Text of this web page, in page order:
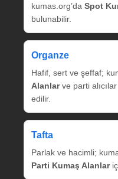
kumas.org’da Spot
bulunabilir.
Organze
Hafif, sert ve şeffaf;
Alanlarve parti
edilir.
Tafta
Parlak ve hacimli;
Parti Kumaş Alanlar